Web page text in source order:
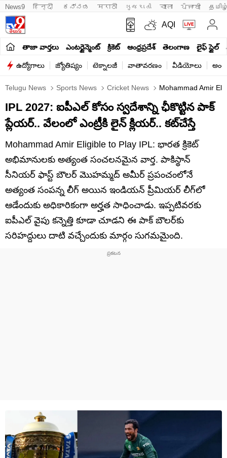
News9 हिन्दी ಕನ್ನಡ मराठी ગુજરાતી বাংলা ਪੰਜਾਬੀ
AQI
తాజా వార్తలు ఎంటర్టైన్మెంట్ క్రికెట్ ఆంధ్రప్రదేశ్ తెలంగాణ లైఫ్ స్టైల్
ఉద్యోగాలు జ్యోతిష్యం టెక్నాలజీ వాతావరణం వీడియోలు
Telugu News Sports News Cricket News Mohammad Amir
IPL 2027: ఐపీఎల్ కోసం స్వదేశాన్ని ఛీకొట్టిన పాక్
ప్లేయర్.. వేలంలో ఎంట్రీకి లైన్ క్లియర్.. కట్‌చేస్తే
Mohammad Amir Eligible to Play IPL: భారత క్రికెట్
అభిమానులకు అత్యంత సంచలనమైన వార్త. పాకిస్థాన్
సీనియర్ ఫాస్ట్ బౌలర్ మొహమ్మద్ అమీర్ ప్రపంచంలోనే
అత్యంత సంపన్న లీగ్ అయిన ఇండియన్ ప్రీమియర్ లీగ్‌లో
ఆడేందుకు అధికారికంగా అర్హత సాధించాడు. ఇప్పటివరకు
ఐపీఎల్ వైపు కన్నెత్తి కూడా చూడని ఈ పాక్ బౌలర్‌కు
సరిహద్దులు దాటి వచ్చేందుకు మార్గం సుగమమైంది.